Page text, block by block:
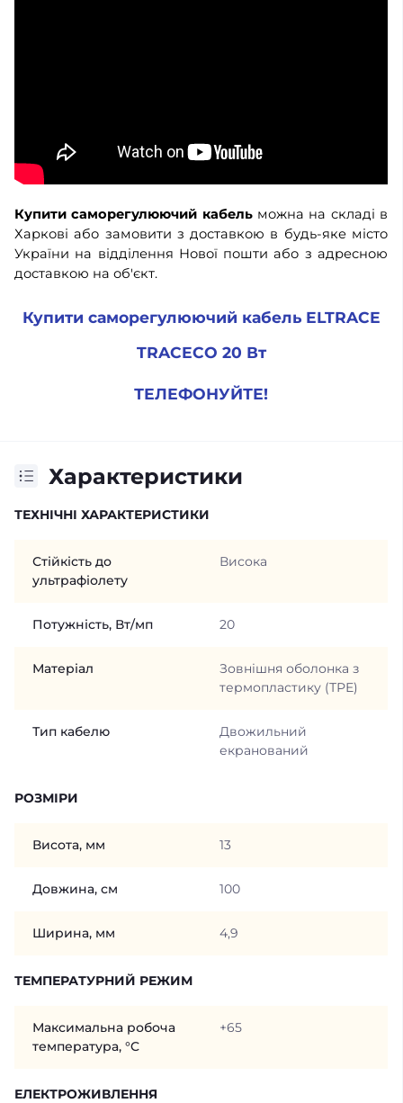
Купити саморегулюючий кабельможна на складі в
Харкові або замовити з доставкою в будь-яке місто
України на відділення Нової пошти або з адресною
доставкою на об'єкт.
Купити саморегулюючий кабель ELTRACE
TRACECO 20 Вт
ТЕЛЕФОНУЙТЕ!
Характеристики
ТЕХНІЧНІ ХАРАКТЕРИСТИКИ
Стійкість до
ультрафіолету
Висока
Потужність, Вт/мп 20
Матеріал
Зовнішня оболонка з
термопластику (ТРЕ)
Тип кабелю
Двожильний
екранований
РОЗМІРИ
Висота, мм 13
Довжина, см 100
Ширина, мм 4,9
ТЕМПЕРАТУРНИЙ РЕЖИМ
Максимальна робоча
температура, °C
+65
ЕЛЕКТРОЖИВЛЕННЯ